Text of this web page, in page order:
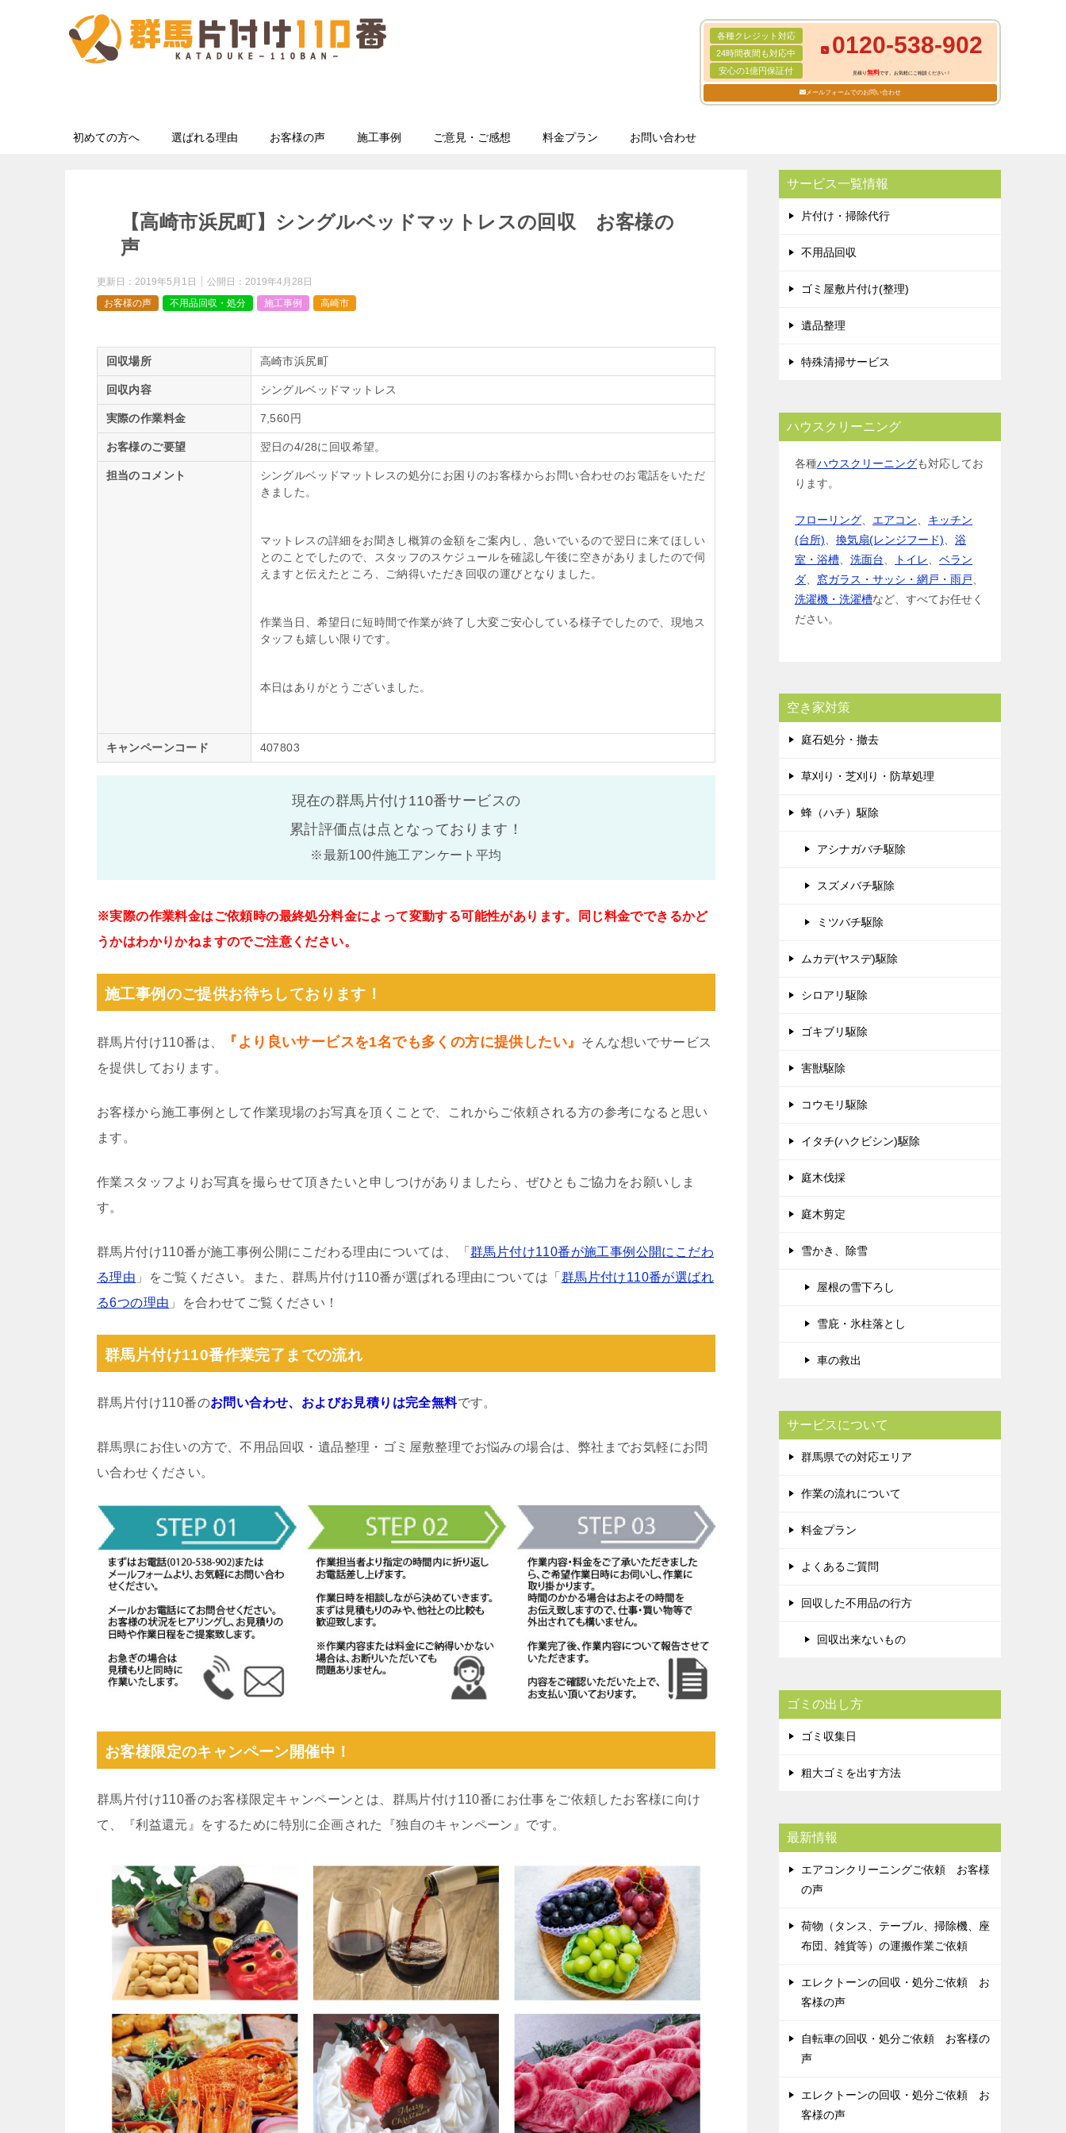
各種クレジット対応
24時間夜間も対応中
安心の1億円保証付
0120-538-902
見積り無料です。お気軽にご相談ください！
メールフォームでのお問い合わせ
初めての方へ 選ばれる理由 お客様の声 施工事例 ご意見・ご感想 料金プラン お問い合わせ
【高崎市浜尻町】シングルベッドマットレスの回収 お客様の
声
更新日： 2019年5月1日 公開日： 2019年4月28日
お客様の声
不用品回収・処分 施工事例 高崎市
回収場所 高崎市浜尻町
回収内容 シングルベッドマットレス
実際の作業料金 7,560円
お客様のご要望 翌日の4/28に回収希望。
担当のコメント
シングルベッドマットレスの処分にお困りのお客様からお問い合わせのお電話をいただ
きました。
マットレスの詳細をお聞きし概算の金額をご案内し、急いでいるので翌日に来てほしい
とのことでしたので、スタッフのスケジュールを確認し午後に空きがありましたので伺
えますと伝えたところ、ご納得いただき回収の運びとなりました。
作業当日、希望日に短時間で作業が終了し大変ご安心している様子でしたので、現地ス
タッフも嬉しい限りです。
本日はありがとうございました。
キャンペーンコード 407803
現在の群馬片付け110番サービスの
累計評価点は点となっております！
※最新100件施工アンケート平均
※実際の作業料金はご依頼時の最終処分料金によって変動する可能性があります。同じ料金でできるかど
うかはわかりかねますのでご注意ください。
施工事例のご提供お待ちしております！
群馬片付け110番は、 『より良いサービスを1名でも多くの方に提供したい』
そんな想いでサービス
を提供しております。
お客様から施工事例として作業現場のお写真を頂くことで、これからご依頼される方の参考になると思い
ます。
作業スタッフよりお写真を撮らせて頂きたいと申しつけがありましたら、ぜひともご協力をお願いしま
す。
群馬片付け110番が施工事例公開にこだわる理由については、「 群馬片付け110番が施工事例公開にこだわ
る理由 」をご覧ください。また、群馬片付け110番が選ばれる理由については「 群馬片付け110番が選ばれ
る6つの理由 」を合わせてご覧ください！
群馬片付け110番作業完了までの流れ
群馬片付け110番のお問い合わせ、およびお見積りは完全無料です。
群馬県にお住いの方で、不用品回収・遺品整理・ゴミ屋敷整理でお悩みの場合は、弊社までお気軽にお問
い合わせください。
お客様限定のキャンペーン開催中！
群馬片付け110番のお客様限定キャンペーンとは、群馬片付け110番にお仕事をご依頼したお客様に向け
て、『利益還元』をするために特別に企画された『独自のキャンペーン』です。
サービス一覧情報
片付け・掃除代行
不用品回収
ゴミ屋敷片付け(整理)
遺品整理
特殊清掃サービス
ハウスクリーニング
各種ハウスクリーニングも対応してお
ります。
フローリング エアコン
キッチン
(台所)
換気扇(レンジフード)
浴
室・浴槽
洗面台 トイレ
ベラン
ダ
窓ガラス・サッシ・網戸・雨戸
洗濯機・洗濯槽など、すべてお任せく
ださい。
空き家対策
庭石処分・撤去
草刈り・芝刈り・防草処理
蜂（ハチ）駆除
アシナガバチ駆除
スズメバチ駆除
ミツバチ駆除
ムカデ(ヤスデ)駆除
シロアリ駆除
ゴキブリ駆除
害獣駆除
コウモリ駆除
イタチ(ハクビシン)駆除
庭木伐採
庭木剪定
雪かき、除雪
屋根の雪下ろし
雪庇・氷柱落とし
車の救出
サービスについて
群馬県での対応エリア
作業の流れについて
料金プラン
よくあるご質問
回収した不用品の行方
回収出来ないもの
ゴミの出し方
ゴミ収集日
粗大ゴミを出す方法
最新情報
エアコンクリーニングご依頼 お客様
の声
荷物（タンス、テーブル、掃除機、座
布団、雑貨等）の運搬作業ご依頼
エレクトーンの回収・処分ご依頼 お
客様の声
自転車の回収・処分ご依頼 お客様の
声
エレクトーンの回収・処分ご依頼 お
客様の声